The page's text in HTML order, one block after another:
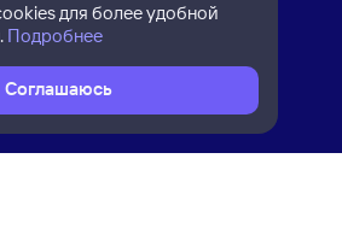
для более удобной
Подробнее
Соглашаюсь